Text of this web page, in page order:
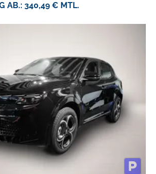
AB.: 340,49 € MTL.